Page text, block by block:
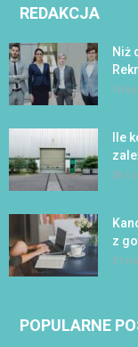
REDAKCJA
Niż
16
Ile
28
z
31
POPULARNE